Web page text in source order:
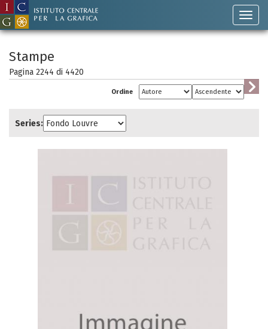
Stampe
Pagina 2244 di 4420
Ordine
Series: